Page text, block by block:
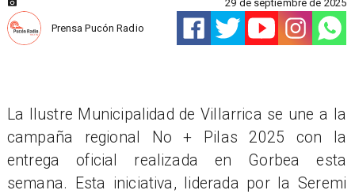
Prensa Pucón Radio
29 de septiembre de 2025
La Ilustre Municipalidad de Villarrica se une a la
campaña regional No + Pilas 2025 con la
entrega oficial realizada en Gorbea esta
semana. Esta iniciativa, liderada por la Seremi